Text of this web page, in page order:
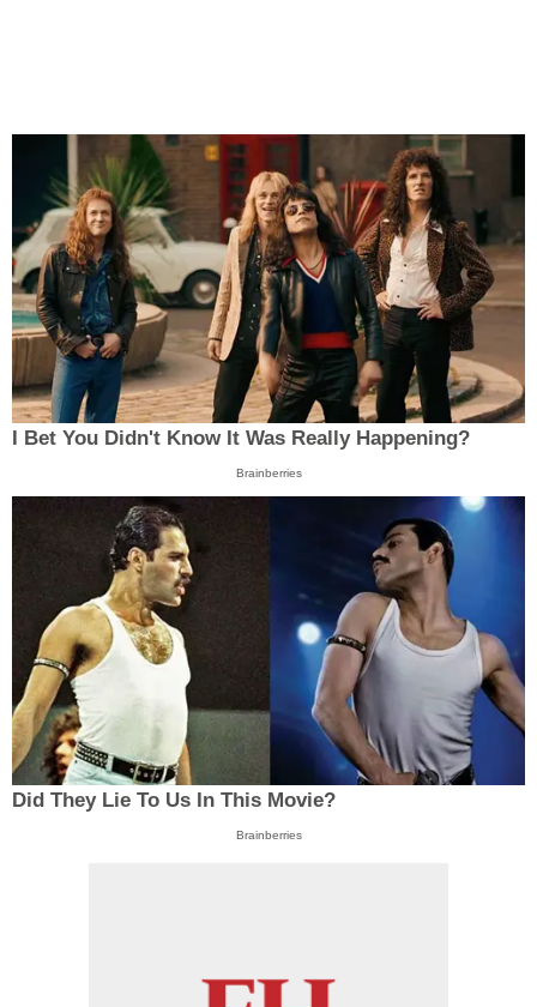
I Bet You Didn't Know It Was Really Happening?
Brainberries
Did They Lie To Us In This Movie?
Brainberries